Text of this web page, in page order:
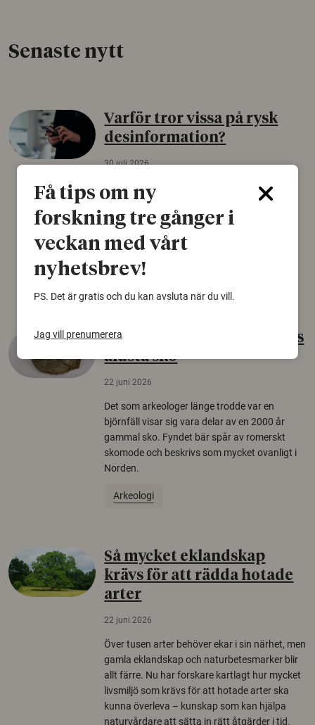
Senaste nytt
Varför tror vissa på rysk
desinformation?
30 juli 2026
Personer som är mer benägna att tro på
konspirationsteorier är ofta mer mottagliga
för rysk desinformation. Det visar en studie
från Försvarshögskolan med deltagare i fyra
europeiska länder.
Säkerhetspolitik
Gammalt skinn var Sveriges
äldsta sko
22 juni 2026
Det som arkeologer länge trodde var en
björnfäll visar sig vara delar av en 2000 år
gammal sko. Fyndet bär spår av romerskt
skomode och beskrivs som mycket ovanligt i
Norden.
Arkeologi
Så mycket eklandskap
krävs för att rädda hotade
arter
22 juni 2026
Över tusen arter behöver ekar i sin närhet, men
gamla eklandskap och naturbetesmarker blir
allt färre. Nu har forskare kartlagt hur mycket
livsmiljö som krävs för att hotade arter ska
kunna överleva – kunskap som kan hjälpa
naturvårdare att sätta in rätt åtgärder i tid.
Få tips om ny
forskning tre gånger i
veckan med vårt
nyhetsbrev!
PS. Det är gratis och du kan avsluta när du vill.
Jag vill prenumerera